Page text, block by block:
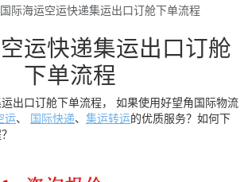
国际海运空运快递集运出口订舱下单流程
运快递集运出口订舱
下单流程
出口订舱下单流程， 如果使用好望角国际物流
运、 国际快递、 集运转运的优质服务？如何下